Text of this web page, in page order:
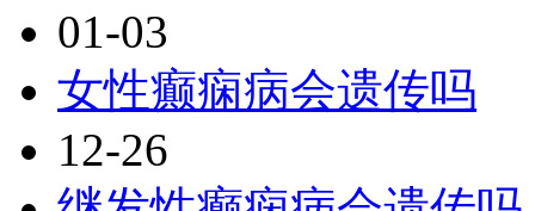
01-03
女性癫痫病会遗传吗
12-26